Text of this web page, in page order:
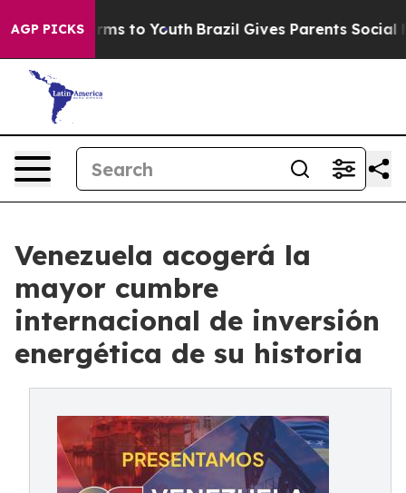
AGP PICKS
Harms to Youth Brazil Gives Parents Social
Venezuela acogerá la
mayor cumbre
internacional de inversión
energética de su historia